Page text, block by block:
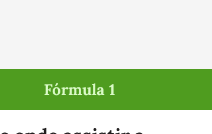
Fórmula 1